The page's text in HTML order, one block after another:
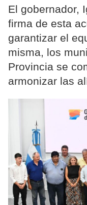
El gobernador,
firma de esta
garantizar el
misma, los
Provincia se
armonizar las